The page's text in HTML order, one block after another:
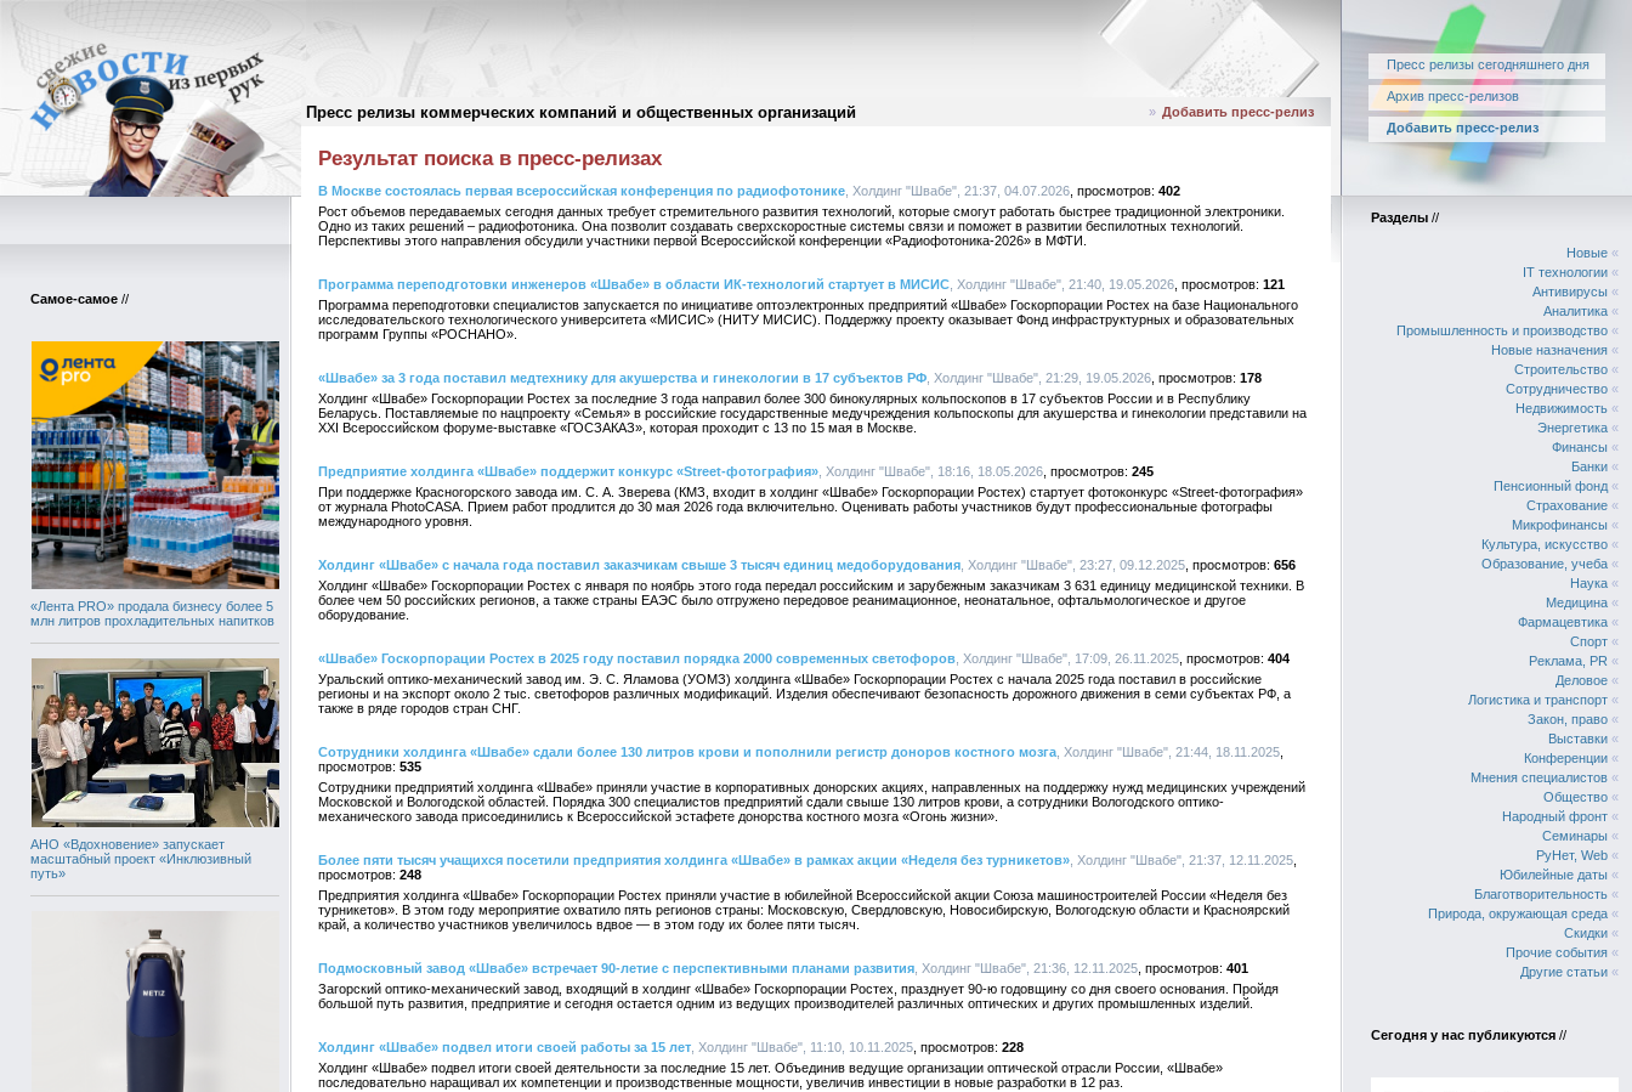
Пресс релизы коммерческих компаний и общественных организаций
Пресс релизы сегодняшнего дня
Архив пресс-релизов
Добавить пресс-релиз
Самое-самое //
«Лента PRO» продала бизнесу более 5
млн литров прохладительных напитков
АНО «Вдохновение» запускает
масштабный проект «Инклюзивный
путь»
Поиск в пресс-релизах// » Добавить пресс-релиз
Результат поиска в пресс-релизах
В Москве состоялась первая всероссийская конференция по радиофотонике , Холдинг "Швабе", 21:37, 04.07.2026
402
Рост объемов передаваемых сегодня данных требует стремительного развития технологий, которые смогут работать быстрее традиционной электроники.
Одно из таких решений – радиофотоника. Она позволит создавать сверхскоростные системы связи и поможет в развитии беспилотных технологий.
Перспективы этого направления обсудили участники первой Всероссийской конференции «Радиофотоника-2026» в МФТИ.
Программа переподготовки инженеров «Швабе» в области ИК-технологий стартует в МИСИС , Холдинг "Швабе", 21:40, 19.05.2026
121
Программа переподготовки специалистов запускается по инициативе оптоэлектронных предприятий «Швабе» Госкорпорации Ростех на базе Национального
исследовательского технологического университета «МИСИС» (НИТУ МИСИС). Поддержку проекту оказывает Фонд инфраструктурных и образовательных
программ Группы «РОСНАНО».
«Швабе» за 3 года поставил медтехнику для акушерства и гинекологии в 17 субъектов РФ , Холдинг "Швабе", 21:29, 19.05.2026
178
Холдинг «Швабе» Госкорпорации Ростех за последние 3 года направил более 300 бинокулярных кольпоскопов в 17 субъектов России и в Республику
Беларусь. Поставляемые по нацпроекту «Семья» в российские государственные медучреждения кольпоскопы для акушерства и гинекологии представили на
XXI Всероссийском форуме-выставке «ГОСЗАКАЗ», которая проходит с 13 по 15 мая в Москве.
Предприятие холдинга «Швабе» поддержит конкурс «Street-фотография» , Холдинг "Швабе", 18:16, 18.05.2026
245
При поддержке Красногорского завода им. С. А. Зверева (КМЗ, входит в холдинг «Швабе» Госкорпорации Ростех) стартует фотоконкурс «Street-фотография»
от журнала PhotoCASA. Прием работ продлится до 30 мая 2026 года включительно. Оценивать работы участников будут профессиональные фотографы
международного уровня.
Холдинг «Швабе» с начала года поставил заказчикам свыше 3 тысяч единиц медоборудования , Холдинг "Швабе", 23:27, 09.12.2025
656
Холдинг «Швабе» Госкорпорации Ростех с января по ноябрь этого года передал российским и зарубежным заказчикам 3 631 единицу медицинской техники. В
более чем 50 российских регионов, а также страны ЕАЭС было отгружено передовое реанимационное, неонатальное, офтальмологическое и другое
оборудование.
«Швабе» Госкорпорации Ростех в 2025 году поставил порядка 2000 современных светофоров , Холдинг "Швабе", 17:09, 26.11.2025
404
Уральский оптико-механический завод им. Э. С. Яламова (УОМЗ) холдинга «Швабе» Госкорпорации Ростех с начала 2025 года поставил в российские
регионы и на экспорт около 2 тыс. светофоров различных модификаций. Изделия обеспечивают безопасность дорожного движения в семи субъектах РФ, а
также в ряде городов стран СНГ.
Сотрудники холдинга «Швабе» сдали более 130 литров крови и пополнили регистр доноров костного мозга , Холдинг "Швабе", 21:44, 18.11.2025
535
Сотрудники предприятий холдинга «Швабе» приняли участие в корпоративных донорских акциях, направленных на поддержку нужд медицинских учреждений
Московской и Вологодской областей. Порядка 300 специалистов предприятий сдали свыше 130 литров крови, а сотрудники Вологодского оптико-
механического завода присоединились к Всероссийской эстафете донорства костного мозга «Огонь жизни».
Более пяти тысяч учащихся посетили предприятия холдинга «Швабе» в рамках акции «Неделя без турникетов» , Холдинг "Швабе", 21:37, 12.11.2025
248
Предприятия холдинга «Швабе» Госкорпорации Ростех приняли участие в юбилейной Всероссийской акции Союза машиностроителей России «Неделя без
турникетов». В этом году мероприятие охватило пять регионов страны: Московскую, Свердловскую, Новосибирскую, Вологодскую области и Красноярский
край, а количество участников увеличилось вдвое — в этом году их более пяти тысяч.
Подмосковный завод «Швабе» встречает 90-летие с перспективными планами развития , Холдинг "Швабе", 21:36, 12.11.2025
401
Загорский оптико-механический завод, входящий в холдинг «Швабе» Госкорпорации Ростех, празднует 90-ю годовщину со дня своего основания. Пройдя
большой путь развития, предприятие и сегодня остается одним из ведущих производителей различных оптических и других промышленных изделий.
Холдинг «Швабе» подвел итоги своей работы за 15 лет , Холдинг "Швабе", 11:10, 10.11.2025
228
Холдинг «Швабе» подвел итоги своей деятельности за последние 15 лет. Объединив ведущие организации оптической отрасли России, «Швабе»
последовательно наращивал их компетенции и производственные мощности, увеличив инвестиции в новые разработки в 12 раз.
Разделы //
Новые «
IT технологии «
Антивирусы «
Аналитика «
Промышленность и производство «
Новые назначения «
Строительство «
Сотрудничество «
Недвижимость «
Энергетика «
Финансы «
Банки «
Пенсионный фонд «
Страхование «
Микрофинансы «
Культура, искусство «
Образование, учеба «
Наука «
Медицина «
Фармацевтика «
Спорт «
Реклама, PR «
Деловое «
Логистика и транспорт «
Закон, право «
Выставки «
Конференции «
Мнения специалистов «
Общество «
Народный фронт «
Семинары «
РуНет, Web «
Юбилейные даты «
Благотворительность «
Природа, окружающая среда «
Скидки «
Прочие события «
Другие статьи «
Сегодня у нас публикуются //